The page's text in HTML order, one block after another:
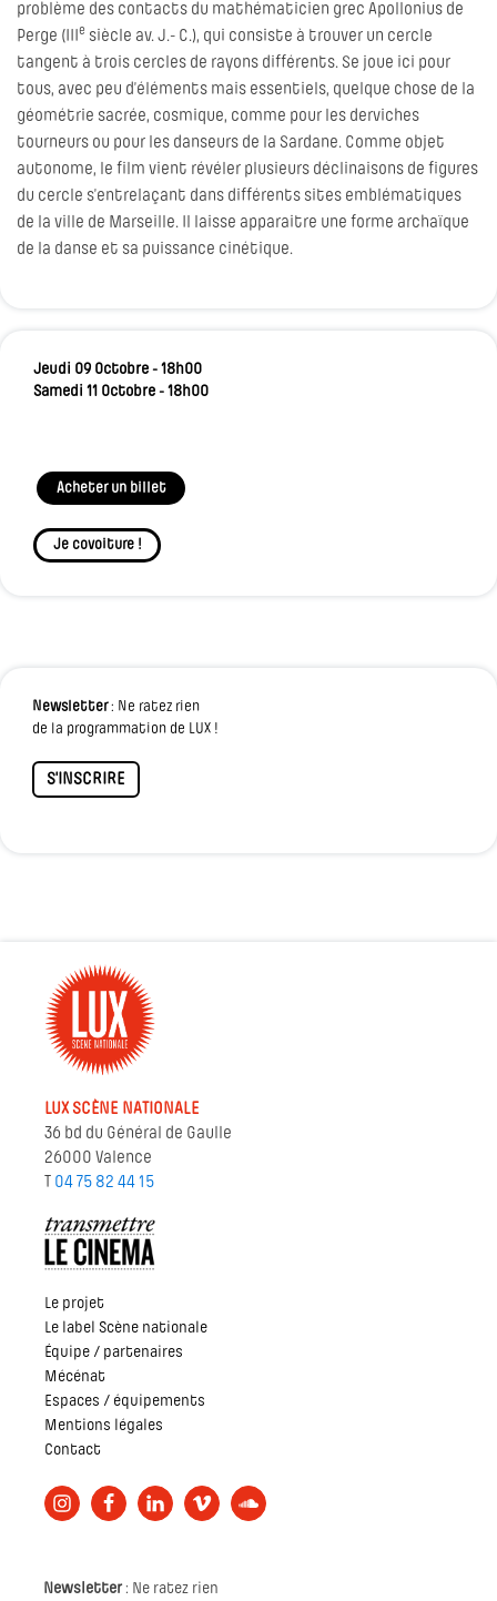
problème des contacts du mathématicien grec Apollonius de
Perge (IIIe siècle av. J.- C.), qui consiste à trouver un cercle
tangent à trois cercles de rayons différents. Se joue ici pour
tous, avec peu d’éléments mais essentiels, quelque chose de la
géométrie sacrée, cosmique, comme pour les derviches
tourneurs ou pour les danseurs de la Sardane. Comme objet
autonome, le film vient révéler plusieurs déclinaisons de figures
du cercle s’entrelaçant dans différents sites emblématiques
de la ville de Marseille. Il laisse apparaitre une forme archaïque
de la danse et sa puissance cinétique.
Jeudi 09 Octobre - 18h00
Samedi 11 Octobre - 18h00
Acheter un billet
Je covoiture !
Newsletter: Ne ratez rien
de la programmation de LUX !
S'INSCRIRE
LUX SCÈNE NATIONALE
36 bd du Général de Gaulle
26000 Valence
T 04 75 82 44 15
Le projet
Le label Scène nationale
Équipe / partenaires
Mécénat
Espaces / équipements
Mentions légales
Contact
Newsletter: Ne ratez rien